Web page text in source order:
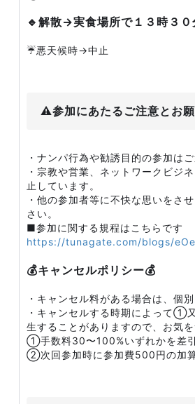
🔹解散→実食場所で１３時３０
☔️悪天候時→中止
⚠️参加にあたるご注意とお
・ナンパ行為や勧誘目的の参加はご
・宗教や営業、ネットワークビジ
止しています。
・他の参加者等に不快な思いをさ
さい。
■参加に関する規程はこちらです
https://tunagate.com/blogs/
💰キャンセルポリシー💰
・キャンセル料がある場合は、個別
・キャンセルする時期によって①
生することがありますので、お気を
①手数料30〜100%いずれかを差
②次回参加時に参加費500円の加